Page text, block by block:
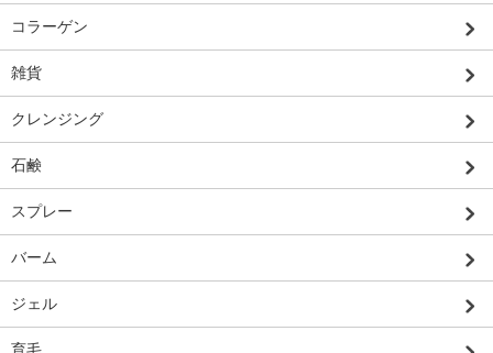
コラーゲン
雑貨
クレンジング
石鹸
スプレー
バーム
ジェル